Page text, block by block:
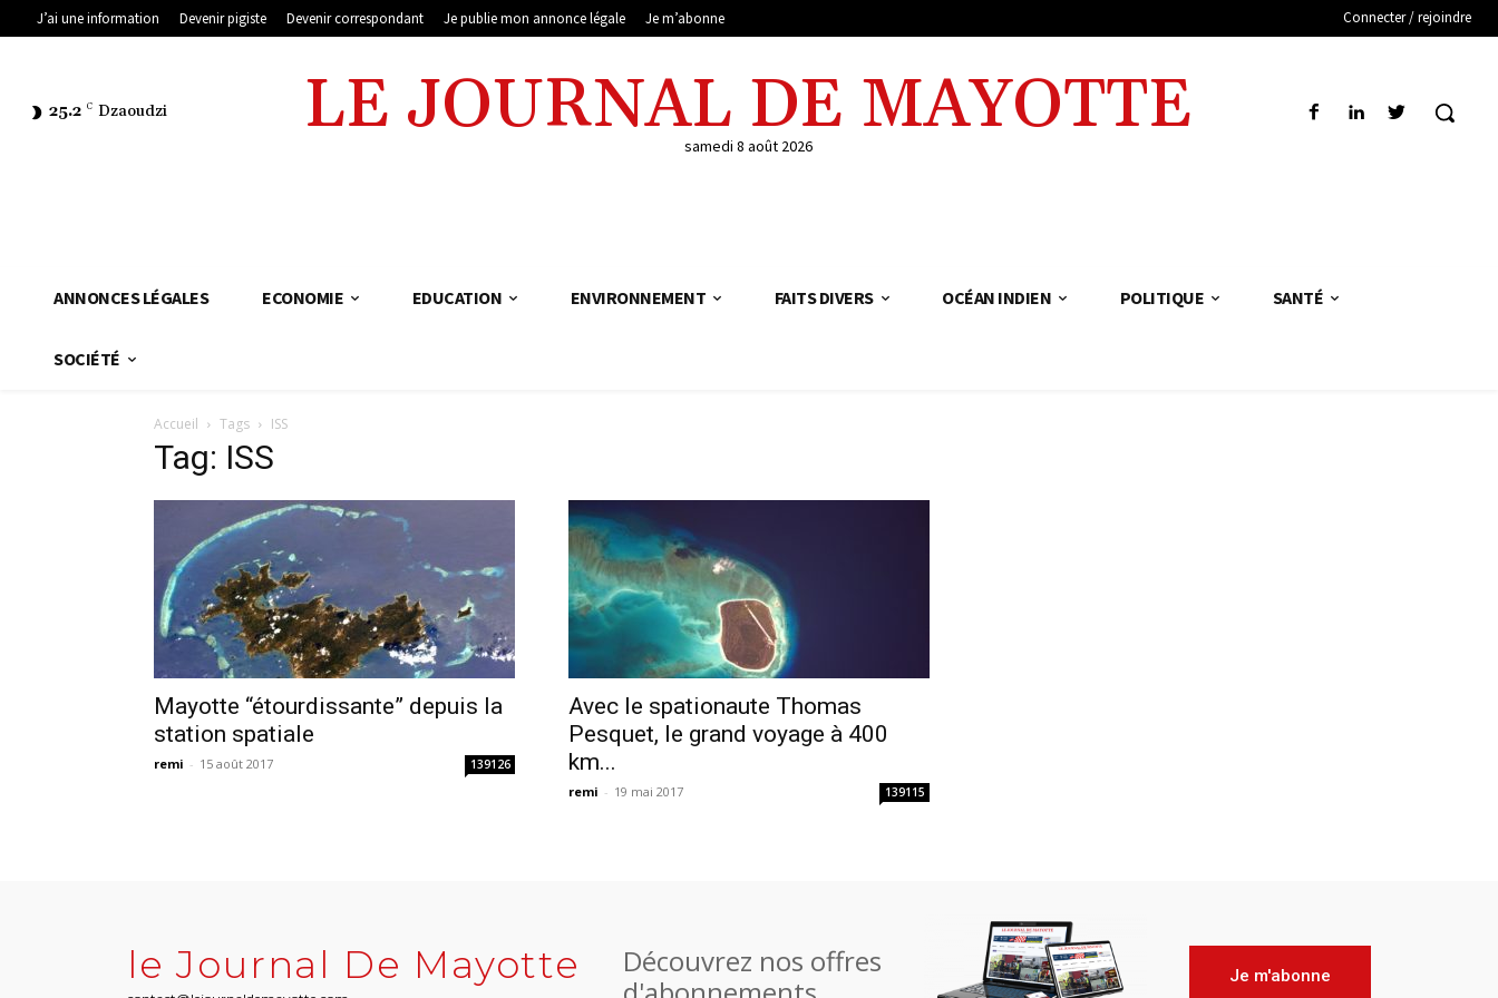
J’ai une information Devenir pigiste Devenir correspondant Je publie mon annonce légale Je m’abonne Connecter / rejoindre
25.2 C Dzaoudzi LE JOURNAL DE MAYOTTE
samedi 8 août 2026
ANNONCES LÉGALES ECONOMIE EDUCATION ENVIRONNEMENT FAITS DIVERS OCÉAN INDIEN POLITIQUE SANTÉ
SOCIÉTÉ
Accueil Tags ISS
Tag: ISS
Mayotte “étourdissante” depuis la
station spatiale
remi - 15 août 2017 139126
Avec le spationaute Thomas
Pesquet, le grand voyage à 400
km...
remi - 19 mai 2017 139115
le Journal De Mayotte
Découvrez nos offres
Je m'abonne